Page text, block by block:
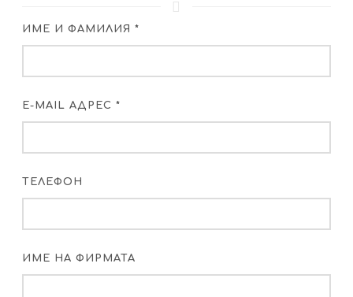
ИМЕ И ФАМИЛИЯ *
E-MAIL АДРЕС *
ТЕЛЕФОН
ИМЕ НА ФИРМАТА